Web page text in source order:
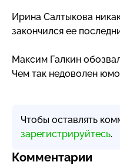
Ирина Салтыкова
закончился ее
Максим Галкин
Чем так недоволен
Чтобы оставлять
зарегистрируйтесь.
Комментарии